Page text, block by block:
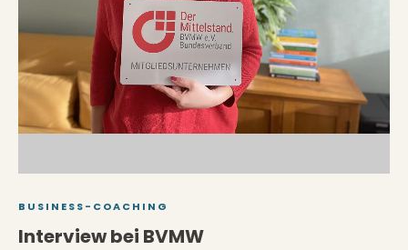
BUSINESS-COACHING
Interview bei BVMW